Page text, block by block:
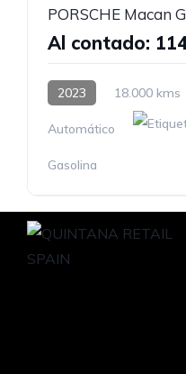
PORSCHE Macan
Al contado:
2023 18.000 kms
Automático
Gasolina